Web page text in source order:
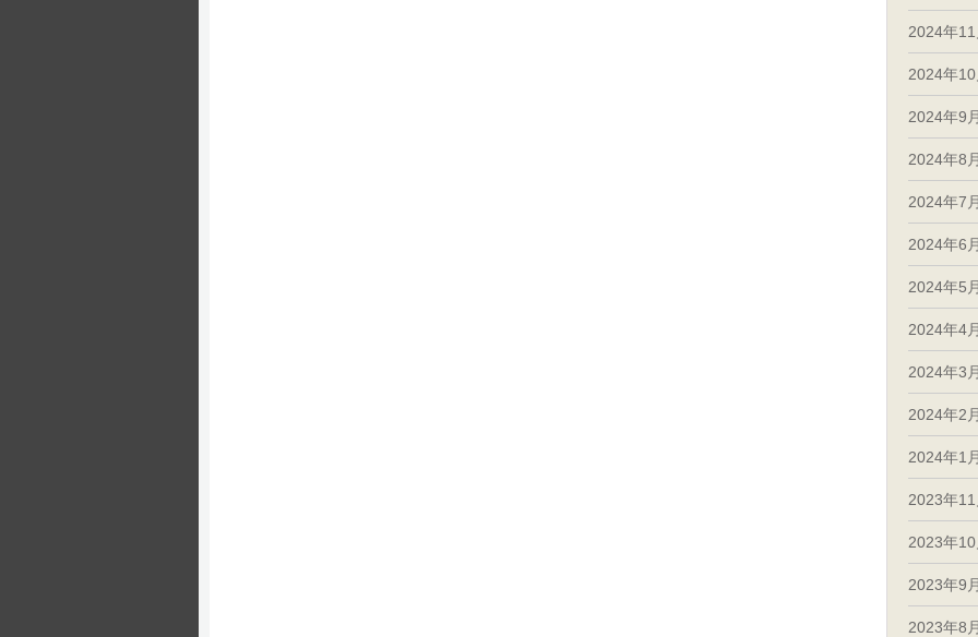
2024年11
2024年10
2024年9月
2024年8月
2024年7月
2024年6月
2024年5月
2024年4月
2024年3月
2024年2月
2024年1月
2023年11
2023年10
2023年9月
2023年8月